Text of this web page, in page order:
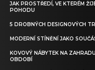
JAK PROSTŘEDÍ, VE KTERÉM
POHODU
5 DROBNÝCH DESIGNOVÝCH
MODERNÍ STÍNĚNÍ JAKO
KOVOVÝ NÁBYTEK NA
OBDOBÍ